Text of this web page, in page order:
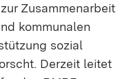
Zusammenarbeit
kommunalen
sozial
Derzeit leitet